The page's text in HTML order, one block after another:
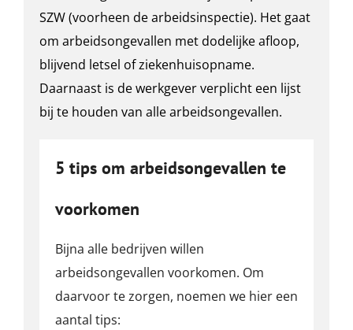
SZW (voorheen de arbeidsinspectie). Het gaat
om arbeidsongevallen met dodelijke afloop,
blijvend letsel of ziekenhuisopname.
Daarnaast is de werkgever verplicht een lijst
bij te houden van alle arbeidsongevallen.
5 tips om arbeidsongevallen te
voorkomen
Bijna alle bedrijven willen
arbeidsongevallen voorkomen. Om
daarvoor te zorgen, noemen we hier een
aantal tips: